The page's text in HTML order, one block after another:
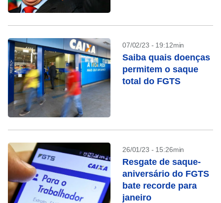
07/02/23 - 19:12min
Saiba quais doenças
permitem o saque
total do FGTS
26/01/23 - 15:26min
Resgate de saque-
aniversário do FGTS
bate recorde para
janeiro